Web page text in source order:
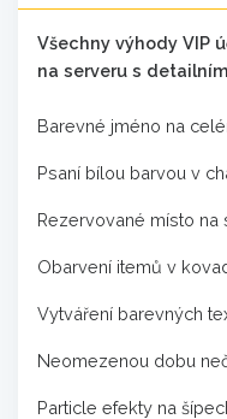
Všechny výhody VIP
na serveru s
Barevné jméno na
Psaní bílou barvou v
Rezervované místo na
Obarvení itemů v
Vytváření barevných
Neomezenou dobu
Particle efekty na